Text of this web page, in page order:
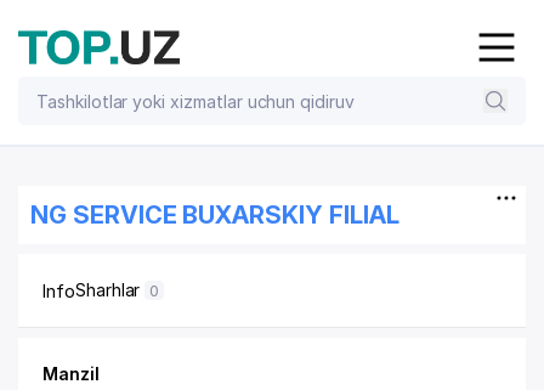
NG SERVICE BUXARSKIY FILIAL
InfoSharhlar 0
Manzil